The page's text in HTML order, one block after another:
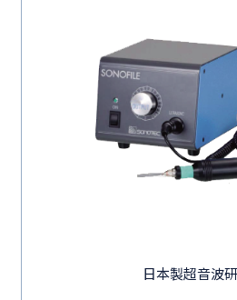
日本製超音波